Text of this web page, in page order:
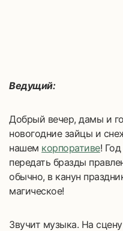
Ведущий:
Добрый вечер, дамы и
новогодние зайцы и
нашем корпоративе!
передать бразды
обычно, в канун
магическое!
Звучит музыка. На